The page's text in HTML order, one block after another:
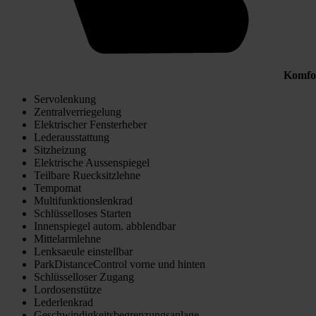
Servolenkung
Zentralverriegelung
Elektrischer Fensterheber
Lederausstattung
Sitzheizung
Elektrische Aussenspiegel
Teilbare Ruecksitzlehne
Tempomat
Multifunktionslenkrad
Schlüsselloses Starten
Innenspiegel autom. abblendbar
Mittelarmlehne
Lenksaeule einstellbar
ParkDistanceControl vorne und hinten
Schlüsselloser Zugang
Lordosenstütze
Lederlenkrad